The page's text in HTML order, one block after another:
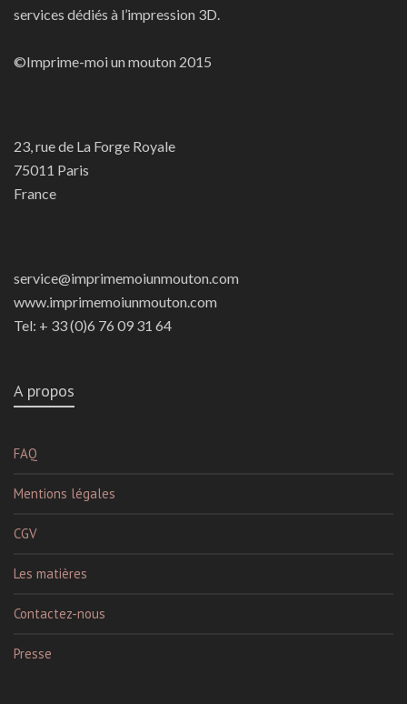
services dédiés à l’impression 3D.
©Imprime-moi un mouton 2015
23, rue de La Forge Royale
75011 Paris
France
service@imprimemoiunmouton.com
www.imprimemoiunmouton.com
Tel: + 33 (0)6 76 09 31 64
A propos
FAQ
Mentions légales
CGV
Les matières
Contactez-nous
Presse